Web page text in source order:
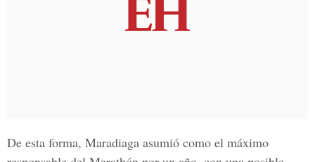
De esta forma, Maradiaga asumió como el máximo